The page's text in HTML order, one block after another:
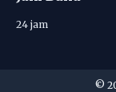
24 jam
©